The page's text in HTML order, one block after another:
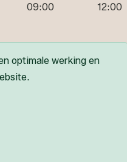
09:00 12:00
optimale werking en